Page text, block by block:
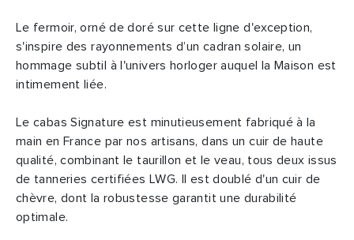
Le fermoir, orné de doré sur cette ligne d'exception,
s'inspire des rayonnements d’un cadran solaire, un
hommage subtil à l'univers horloger auquel la Maison est
intimement liée.
Le cabas Signature est minutieusement fabriqué à la
main en France par nos artisans, dans un cuir de haute
qualité, combinant le taurillon et le veau, tous deux issus
de tanneries certifiées LWG. Il est doublé d'un cuir de
chèvre, dont la robustesse garantit une durabilité
optimale.